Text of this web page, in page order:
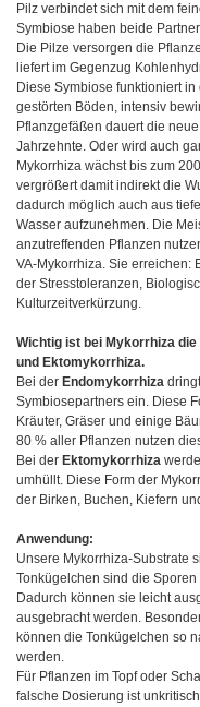
Pilz verbindet sich mit dem
Symbiose haben beide
Die Pilze versorgen die
liefert im Gegenzug
Diese Symbiose funktioniert
gestörten Böden, intensiv
Pflanzgefäßen dauert die
Jahrzehnte. Oder wird auch
Mykorrhiza wächst bis zum
vergrößert damit indirekt die
dadurch möglich auch aus
Wasser aufzunehmen. Die
anzutreffenden Pflanzen
VA-Mykorrhiza. Sie erreichen:
der Stresstoleranzen,
Kulturzeitverkürzung.
Wichtig ist bei Mykorrhiza
und Ektomykorrhiza.
Bei der Endomykorrhiza
Symbiosepartners ein. Diese
Kräuter, Gräser und einige
80 % aller Pflanzen nutzen
Bei der Ektomykorrhiza
umhüllt. Diese Form der
der Birken, Buchen, Kiefern
Anwendung:
Unsere Mykorrhiza-Substrate
Tonkügelchen sind die
Dadurch können sie leicht
ausgebracht werden.
können die Tonkügelchen so
werden.
Für Pflanzen im Topf oder
falsche Dosierung ist